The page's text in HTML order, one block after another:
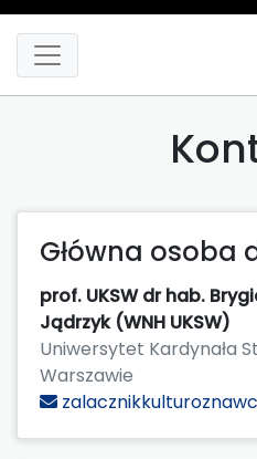
Główna osoba
prof. UKSW dr hab.
Jądrzyk (WNH UKSW)
Uniwersytet Kardynała
Warszawie